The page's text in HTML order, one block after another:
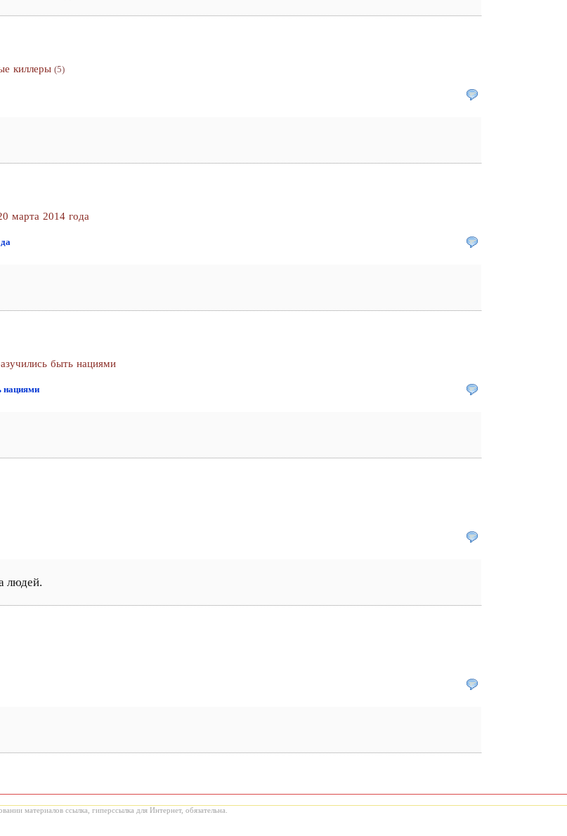
киллеры (5)
марта 2014 года
быть нациями
нациями
людей.
материалов ссылка, гиперссылка для Интернет, обязательна.